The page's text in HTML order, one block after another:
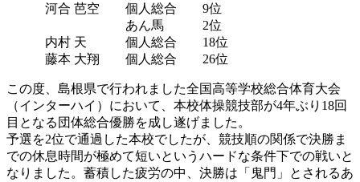
河合 芭空 個人総合 9位
あん馬 2位
内村 天 個人総合 18位
藤本 大翔 個人総合 26位
この度、島根県で行われました全国高等学校総合体育大会
（インターハイ）において、本校体操競技部が4年ぶり18回
目となる団体総合優勝を成し遂げました。
予選を2位で通過した本校でしたが、競技順の関係で決勝ま
での休息時間が極めて短いというハードな条件下での戦いと
なりました。蓄積した疲労の中、決勝は「鬼門」とされるあ